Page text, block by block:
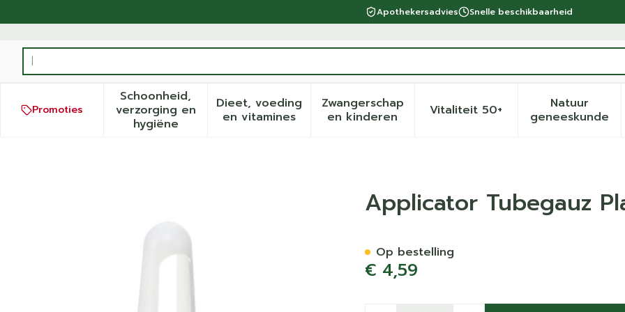
Apothekersadvies Snelle beschikbaarheid
Product, merk, categorie...
Promoties
Schoonheid,
verzorging en
hygiëneToon submenu voor Schoonheid, verzorging en hygiëne categorie
Dieet, voeding
en vitamines
Toon submenu voor Dieet, voeding en vitamines categorie
Zwangerschap
en kinderenToon submenu voor Zwangerschap en
Vitaliteit 50+Toon submenu voor
Natuur
geneeskunde
Toon
Applicator Tubegauz Plastiek CovarmedApplicator Tubegauz
€ 4,59
Op bestelling